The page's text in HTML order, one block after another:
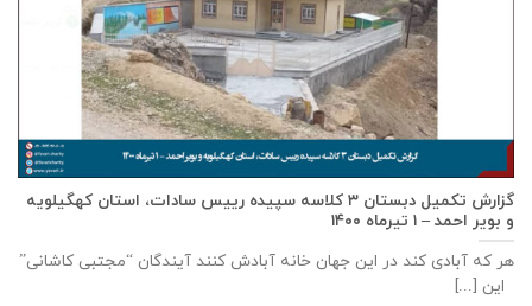
گزارش تکمیل دبستان ۳ کلاسه سپيده رييس سادات، استان كهگيلويه
و بوير احمد – ۱ تیرماه ۱۴۰۰
هر که آبادی کند در این جهان خانه آبادش کنند آیندگان “مجتبی کاشانی”
این [...]